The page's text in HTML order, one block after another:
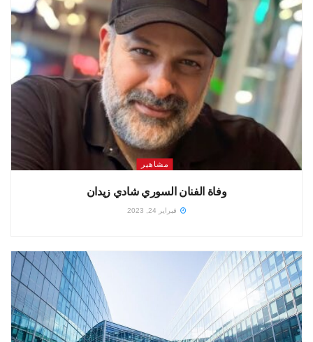
مشاهير
وفاة الفنان السوري شادي زيدان
فبراير 24, 2023